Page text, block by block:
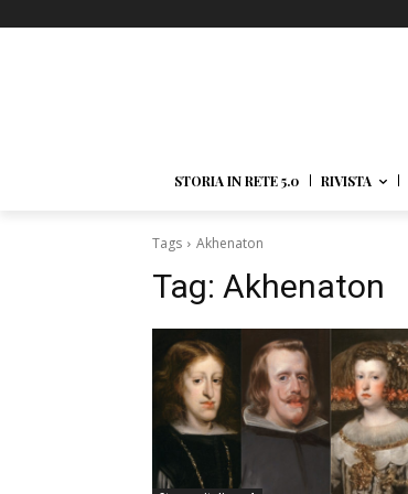
STORIA IN RETE 5.0 RIVISTA
Tags Akhenaton
Tag: Akhenaton